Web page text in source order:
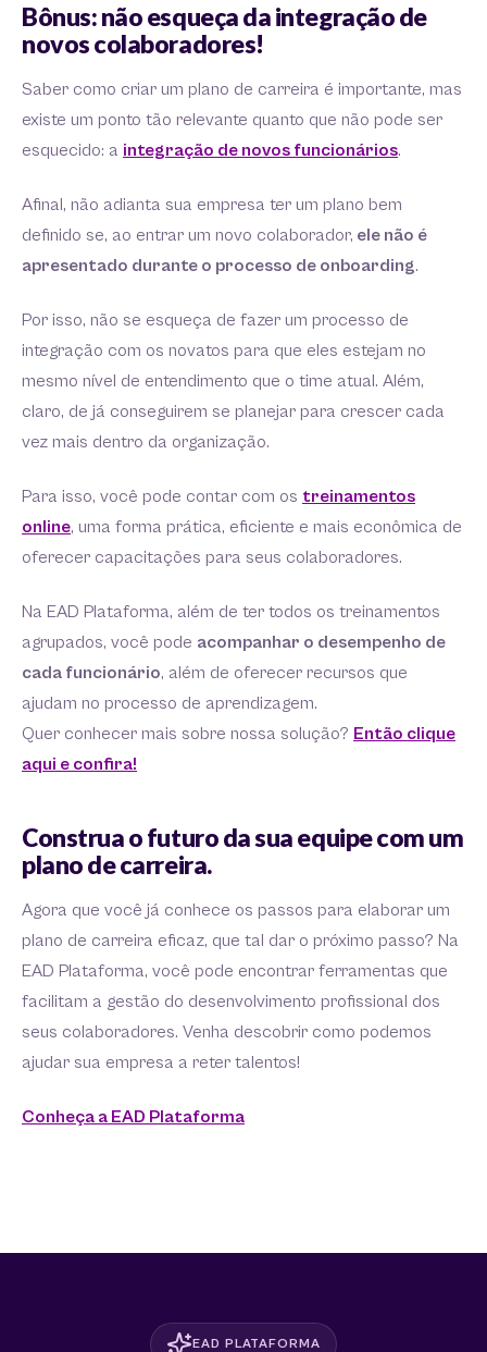
Bônus: não esqueça da integração de
novos colaboradores!
Saber como criar um plano de carreira é importante, mas
existe um ponto tão relevante quanto que não pode ser
esquecido: a integração de novos funcionários.
Afinal, não adianta sua empresa ter um plano bem
definido se, ao entrar um novo colaborador, ele não é
apresentado durante o processo de onboarding.
Por isso, não se esqueça de fazer um processo de
integração com os novatos para que eles estejam no
mesmo nível de entendimento que o time atual. Além,
claro, de já conseguirem se planejar para crescer cada
vez mais dentro da organização.
Para isso, você pode contar com os treinamentos
online, uma forma prática, eficiente e mais econômica de
oferecer capacitações para seus colaboradores.
Na EAD Plataforma, além de ter todos os treinamentos
agrupados, você pode acompanhar o desempenho de
cada funcionário, além de oferecer recursos que
ajudam no processo de aprendizagem.
Quer conhecer mais sobre nossa solução? Então clique
aqui e confira!
Construa o futuro da sua equipe com um
plano de carreira.
Agora que você já conhece os passos para elaborar um
plano de carreira eficaz, que tal dar o próximo passo? Na
EAD Plataforma, você pode encontrar ferramentas que
facilitam a gestão do desenvolvimento profissional dos
seus colaboradores. Venha descobrir como podemos
ajudar sua empresa a reter talentos!
Conheça a EAD Plataforma
EAD PLATAFORMA